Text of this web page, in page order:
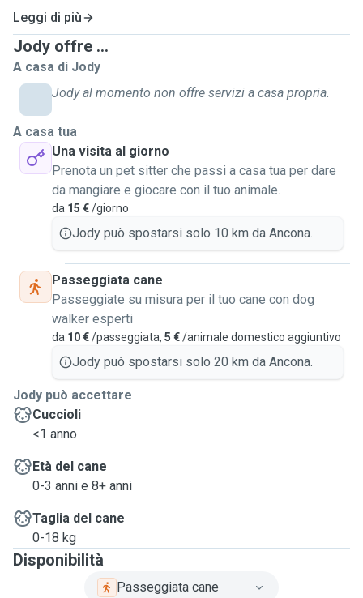
attenzione, stimoli costanti e, soprattutto, tanto affetto.
Sono una persona estremamente responsabile e puntuale.
Scegliendo me, avrete la certezza di affidare il vostro
amico a qualcuno che lo tratterà con la stessa dedizione e
amore che riserverebbe al proprio cane.
Per me è molto importante assecondare le abitudini del
cane e così metterlo a suo agio il più possibile, per fare in
modo che sia così è fondamentale che ci sia una buona
comunicazione tra me e il proprietario.
Inoltre, mi piace sapere che i padroncini dell'animale di cui
mi prenderò cura siano tranquilli, per questo mi impegnerò
a dare aggiornamenti con foto o messaggi.
Sono disponibile a fargli fare delle passeggiate oppure a
stare semplicemente a casa con loro e fargli compagnia.
Purtroppo non ho degli orari fissi in cui essere disponibile
e cambieranno ogni settimana. Grazie se mi darete la
possibilità di farmi conoscere ed essere la vostra dog
Leggi di più
Jody offre ...
A casa di Jody
Jody al momento non offre servizi a casa propria.
A casa tua
Una visita al giorno
Prenota un pet sitter che passi a casa tua per dare
da mangiare e giocare con il tuo animale.
da 15 €/giorno
Jody può spostarsi solo 10 km da Ancona.
Passeggiata cane
Passeggiate su misura per il tuo cane con dog
walker esperti
da 10 €/passeggiata, 5 €/animale domestico aggiuntivo
Jody può spostarsi solo 20 km da Ancona.
Jody può accettare
Cuccioli
<1 anno
Età del cane
0-3 anni e 8+ anni
Taglia del cane
0-18 kg
Disponibilità
Passeggiata cane